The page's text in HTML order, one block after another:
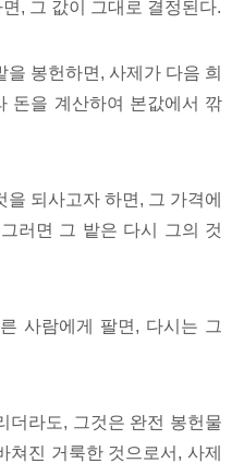
, 그 값이 그대로 결정된다.
봉헌하면, 사제가 다음 희
돈을 계산하여 본값에서 깎
되사고자 하면, 그 가격에
러면 그 밭은 다시 그의 것
사람에게 팔면, 다시는 그
더라도, 그것은 완전 봉헌물
쳐진 거룩한 것으로서, 사제